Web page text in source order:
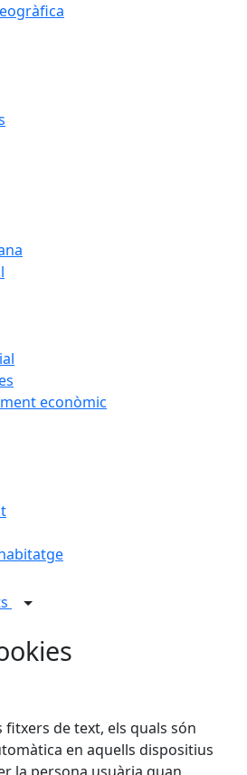
econòmic
fitxers de text, els quals són
en aquells dispositius